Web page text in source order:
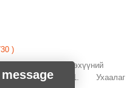
)
Бүтээгдэхүүний
Цагаан Үзүүлэлт: 1. Ухаалаг